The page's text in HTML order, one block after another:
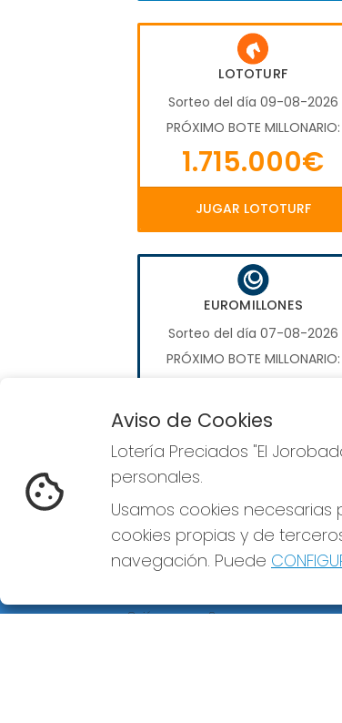
LOTOTURF
Sorteo del día 09-08-2026
PRÓXIMO BOTE MILLONARIO:
1.715.000€
JUGAR LOTOTURF
EUROMILLONES
Sorteo del día 07-08-2026
PRÓXIMO BOTE MILLONARIO:
JUGAR EUROMILLONES
LOTERÍA PRECIADOS "EL
¿Quiénes somos?
Aviso de Cookies
Lotería Preciados "El
personales.
Usamos cookies
cookies propias y de
navegación. Puede